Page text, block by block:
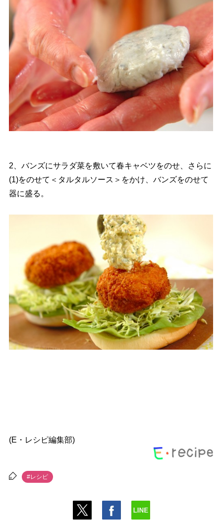
2、バンズにサラダ菜を敷いて春キャベツをのせ、さらに
(1)をのせて＜タルタルソース＞をかけ、バンズをのせて
器に盛る。
(E・レシピ編集部)
#レシピ